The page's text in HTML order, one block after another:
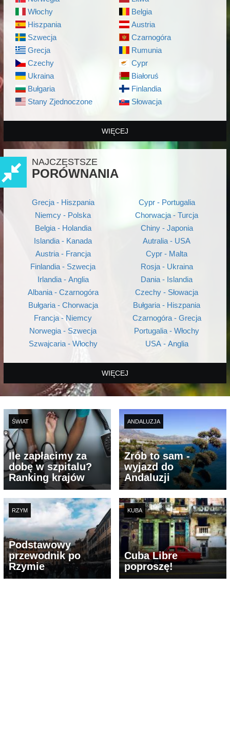
Włochy
Hiszpania
Szwecja
Grecja
Czechy
Ukraina
Bułgaria
Stany Zjednoczone
Belgia
Austria
Czarnogóra
Rumunia
Cypr
Białoruś
Finlandia
Słowacja
WIĘCEJ
NAJCZĘSTSZE
PORÓWNANIA
Grecja - Hiszpania
Niemcy - Polska
Belgia - Holandia
Islandia - Kanada
Austria - Francja
Finlandia - Szwecja
Irlandia - Anglia
Albania - Czarnogóra
Bułgaria - Chorwacja
Francja - Niemcy
Norwegia - Szwecja
Szwajcaria - Włochy
Cypr - Portugalia
Chorwacja - Turcja
Chiny - Japonia
Autralia - USA
Cypr - Malta
Rosja - Ukraina
Dania - Islandia
Czechy - Słowacja
Bułgaria - Hiszpania
Czarnogóra - Grecja
Portugalia - Włochy
USA - Anglia
WIĘCEJ
ŚWIAT
Ile zapłacimy za
dobę w szpitalu?
Ranking krajów
ANDALUZJA
Zrób to sam -
wyjazd do
Andaluzji
RZYM
Podstawowy
przewodnik po
Rzymie
KUBA
Cuba Libre
poproszę!